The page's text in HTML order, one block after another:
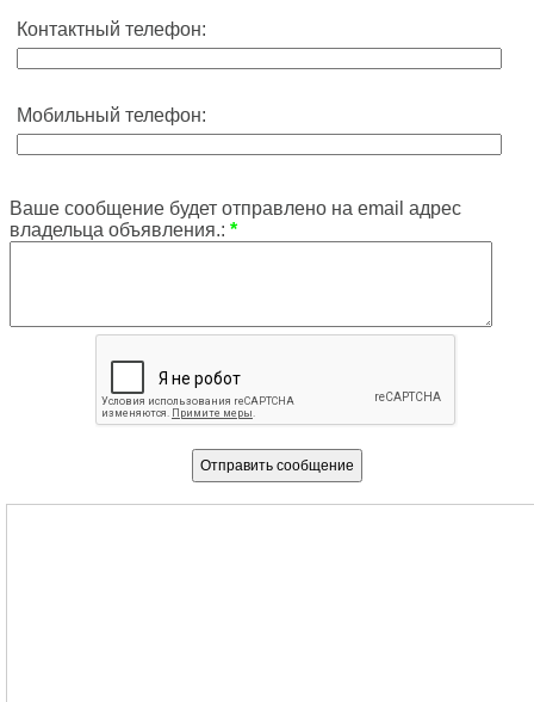
Контактный телефон:
Мобильный телефон:
Ваше сообщение будет отправлено на email адрес
владельца объявления.: *